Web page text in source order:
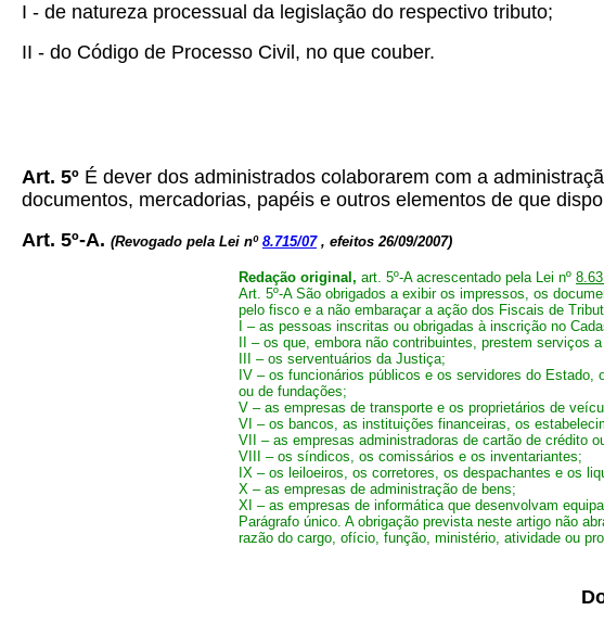
I - de natureza processual da legislação do respectivo tributo;
II - do Código de Processo Civil, no que couber.
Art. 5º É dever dos administrados colaborarem com a
documentos, mercadorias, papéis e outros elementos de que
Art. 5º-A. (Revogado pela Lei nº 8.715/07, efeitos 26/09/2007)
Redação original, art. 5º-A acrescentado pela Lei nº
Art. 5º-A São obrigados a exibir os impressos, os
pelo fisco e a não embaraçar a ação dos Fiscais de
I – as pessoas inscritas ou obrigadas à inscrição no
II – os que, embora não contribuintes, prestem
III – os serventuários da Justiça;
IV – os funcionários públicos e os servidores do
ou de fundações;
V – as empresas de transporte e os proprietários de
VI – os bancos, as instituições financeiras, os
VII – as empresas administradoras de cartão de crédito
VIII – os síndicos, os comissários e os inventariantes;
IX – os leiloeiros, os corretores, os despachantes e os
X – as empresas de administração de bens;
XI – as empresas de informática que desenvolvam
Parágrafo único. A obrigação prevista neste artigo não
razão do cargo, ofício, função, ministério, atividade ou